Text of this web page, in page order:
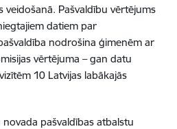
veidošanā. Pašvaldību vērtējums
datiem par
nodrošina ģimenēm ar
vērtējuma – gan datu
10 Latvijas labākajās
pašvaldības atbalstu